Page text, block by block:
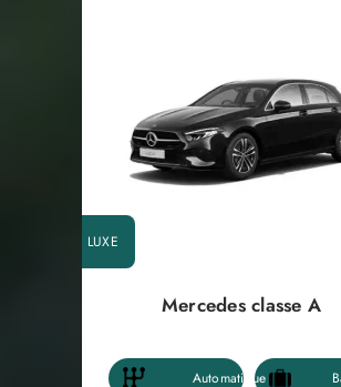
Mercedes classe A
LUXE